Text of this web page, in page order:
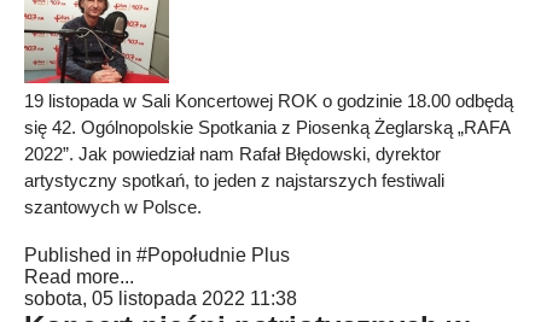
19 listopada w Sali Koncertowej ROK o godzinie 18.00 odbędą
się 42. Ogólnopolskie Spotkania z Piosenką Żeglarską „RAFA
2022”. Jak powiedział nam Rafał Błędowski, dyrektor
artystyczny spotkań, to jeden z najstarszych festiwali
szantowych w Polsce.
Published in #Popołudnie Plus
Read more...
sobota, 05 listopada 2022 11:38